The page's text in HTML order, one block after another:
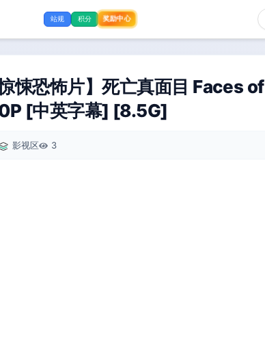
站规 积分 奖励中心
悚恐怖片】死亡真面目 Faces of
[中英字幕] [8.5G]
影视区 3